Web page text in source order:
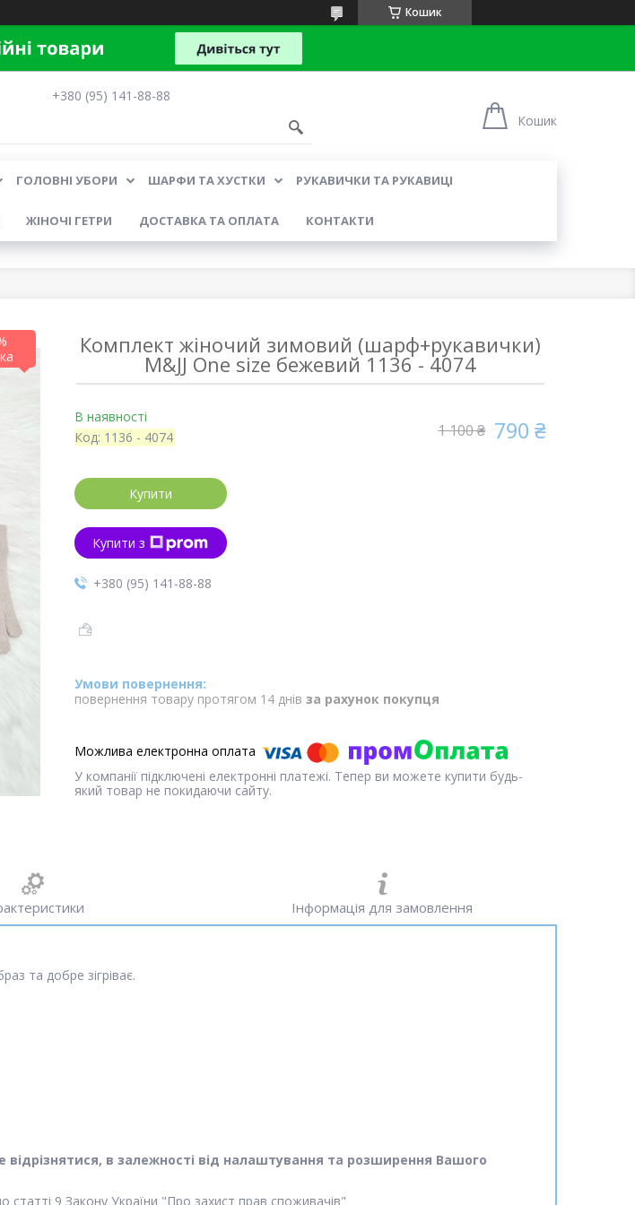
Кошик
+380 (95) 141-88-88
Кошик
ГОЛОВНІ УБОРИ ШАРФИ ТА ХУСТКИ РУКАВИЧКИ ТА РУКАВИЦІ
ЖІНОЧІ ГЕТРИ ДОСТАВКА ТА ОПЛАТА КОНТАКТИ
Комплект жіночий зимовий (шарф+рукавички)
M&JJ One size бежевий 1136 - 4074
В наявності
Код: 1136 - 4074 1 100 ₴ 790 ₴
Купити
Купити з
+380 (95) 141-88-88
повернення товару протягом 14 днів за рахунок покупця
У компанії підключені електронні платежі. Тепер ви можете купити будь-
який товар не покидаючи сайту.
Інформація для замовлення
та добре зігріває.
відрізнятися, в залежності від налаштування та розширення Вашого
статті 9 Закону України "Про захист прав споживачів"